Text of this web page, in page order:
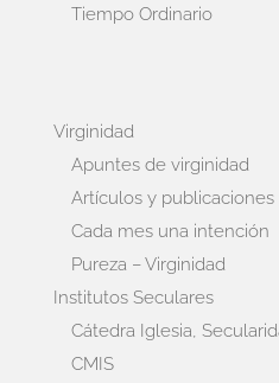
Tiempo Ordinario
Virginidad
Apuntes de virginidad
Artículos y publicaciones
Cada mes una intención
Pureza – Virginidad
Institutos Seculares
Cátedra Iglesia,
CMIS